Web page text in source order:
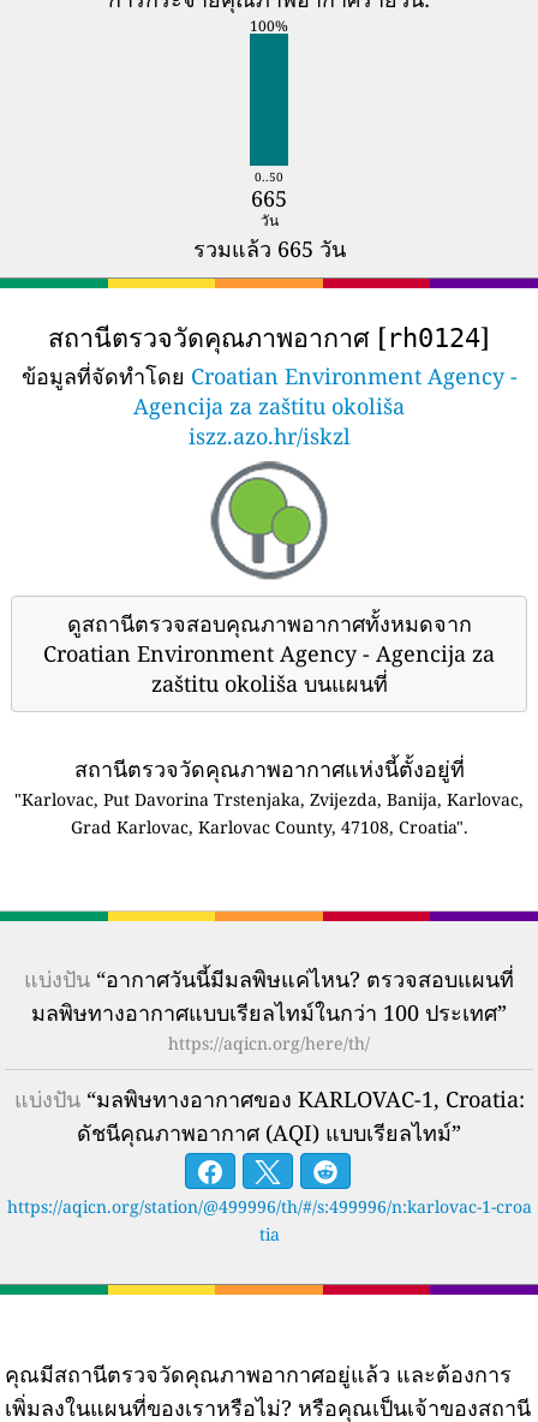
100%
0..50
665
วัน
รวมแล้ว 665 วัน
สถานีตรวจวัดคุณภาพอากาศ [rh0124]
ข้อมูลที่จัดทำโดย Croatian Environment Agency -
Agencija za zaštitu okoliša
iszz.azo.hr/iskzl
ดูสถานีตรวจสอบคุณภาพอากาศทั้งหมดจาก
Croatian Environment Agency - Agencija za
zaštitu okoliša บนแผนที่
สถานีตรวจวัดคุณภาพอากาศแห่งนี้ตั้งอยู่ที่
"Karlovac, Put Davorina Trstenjaka, Zvijezda, Banija, Karlovac,
Grad Karlovac, Karlovac County, 47108, Croatia".
แบ่งปัน “อากาศวันนี้มีมลพิษแค่ไหน? ตรวจสอบแผนที่
มลพิษทางอากาศแบบเรียลไทม์ในกว่า 100 ประเทศ”
https://aqicn.org/here/th/
แบ่งปัน“มลพิษทางอากาศของ KARLOVAC-1, Croatia:
ดัชนีคุณภาพอากาศ (AQI) แบบเรียลไทม์”
https://aqicn.org/station/@499996/th/#/s:499996/n:karlovac-1-croa
tia
คุณมีสถานีตรวจวัดคุณภาพอากาศอยู่แล้ว และต้องการ
เพิ่มลงในแผนที่ของเราหรือไม่? หรือคุณเป็นเจ้าของสถานี